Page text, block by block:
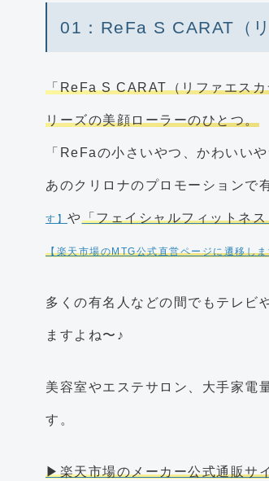
01：ReFa S CARAT（
「ReFa S CARAT（リファエスカ
リーズの美顔ローラーのひとつ。
「ReFaの小さいやつ、かわいい
あのクリロナのプロモーションで
す】 や「フェイシャルフィットネ
【楽天市場のMTG公式直営ページに遷移し
多くの有名人などの間でもテレビ
ますよね〜♪
美容室やエステサロン、大手家電
す。
▶楽天市場のメーカー公式通販サ